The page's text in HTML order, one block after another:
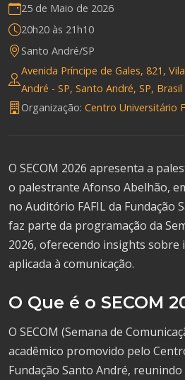
25 de Maio de 2026
20h20 às 21h10
Santo André/SP
Avenida Príncipe de Gales, 821,
André - SP, Santo André, SP, Brasil
Organização: Centro Universitário
O SECOM 2026 apresenta a
o palestrante Afonso Abelhão,
no Auditório FAFIL da Fundação
faz parte da programação da
2026, oferecendo insights sobre
aplicada à comunicação.
O Que é o SECOM
O SECOM (Semana de
acadêmico promovido pelo
Fundação Santo André,